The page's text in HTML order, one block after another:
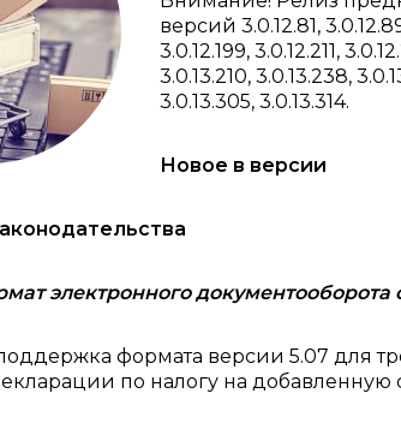
версий 3.0.12.81,
3.0.12.199, 3.0.12.211,
3.0.13.210, 3.0.13.238,
3.0.13.305, 3.0.13.314.
Новое в версии
электронного
формата версии 5.07 для
по налогу на добавленную